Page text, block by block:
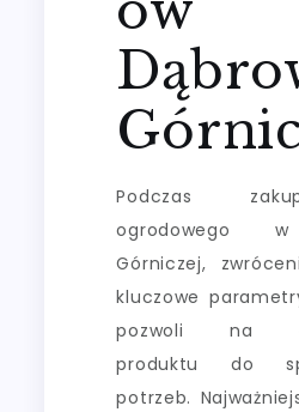
Podczas
ogrodowego
Górniczej,
kluczowe
pozwoli na
produktu do
potrzeb.